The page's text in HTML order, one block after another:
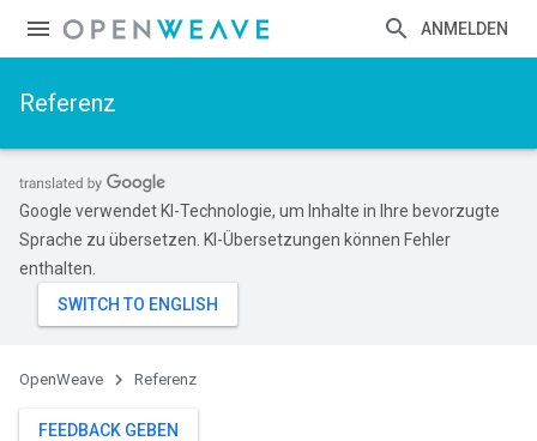
ANMELDEN
Referenz
Google verwendet KI-Technologie, um Inhalte in Ihre bevorzugte
Sprache zu übersetzen. KI-Übersetzungen können Fehler
enthalten.
OpenWeave Referenz
FEEDBACK GEBEN